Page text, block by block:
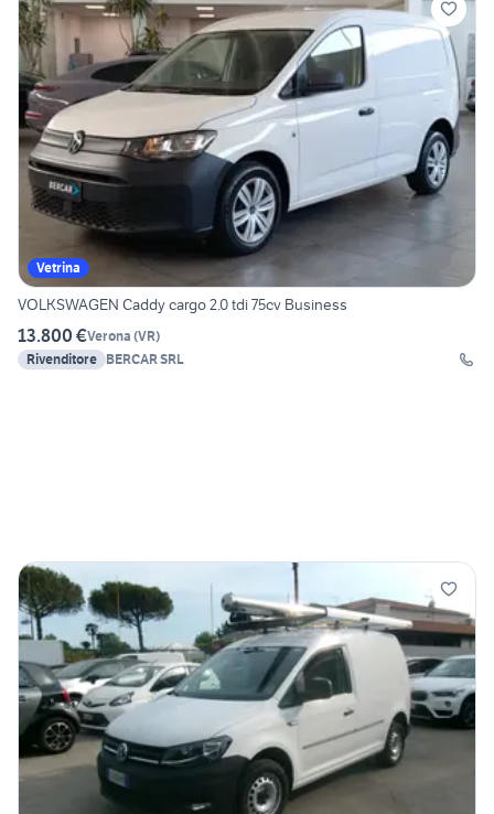
Vetrina
VOLKSWAGEN Caddy cargo 2.0 tdi 75cv Business
13.800 €Verona (VR)
Rivenditore BERCAR SRL